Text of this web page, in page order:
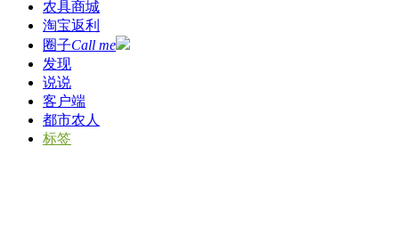
农具商城
淘宝返利
圈子Call me
发现
说说
客户端
都市农人
标签